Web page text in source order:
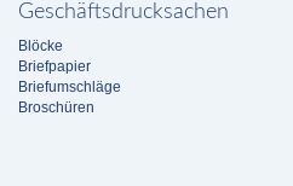
Geschäftsdrucksachen
Blöcke
Briefpapier
Briefumschläge
Broschüren